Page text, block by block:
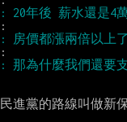
民進黨的路線叫做新